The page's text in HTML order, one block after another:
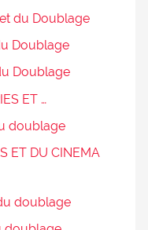
du Doublage
Doublage
Doublage
ET …
doublage
ET DU CINEMA
doublage